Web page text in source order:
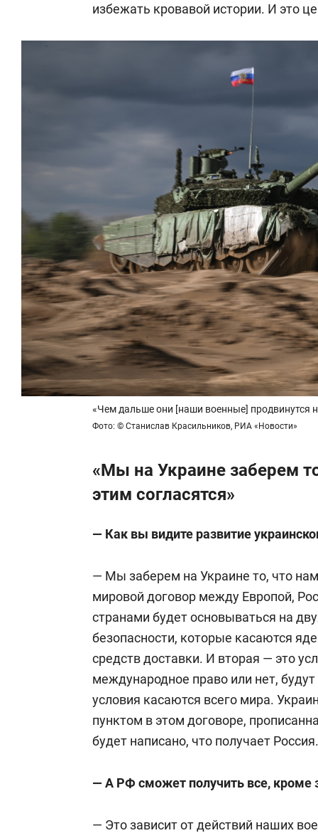
избежать кровавой истории. И это
«Чем дальше они [наши военные] продвинутся
Фото: © Станислав Красильников, РИА «Новости»
«Мы на Украине заберем
этим согласятся»
— Как вы видите развитие
— Мы заберем на Украине то, что
мировой договор между Европой,
странами будет основываться на
безопасности, которые касаются
средств доставки. И вторая — это
международное право или нет,
условия касаются всего мира.
пунктом в этом договоре,
будет написано, что получает Россия.
— А РФ сможет получить все, кроме
— Это зависит от действий наших